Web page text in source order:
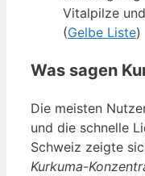
Vitalpilze
(Gelbe Liste)
Was sagen
Die meisten
und die schnelle
Schweiz zeigte
Kurkuma-